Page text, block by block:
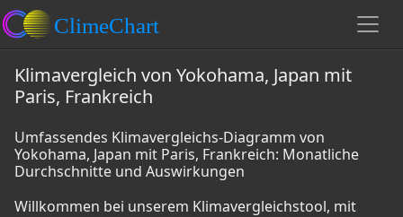
Klimavergleich von Yokohama, Japan mit
Paris, Frankreich
Umfassendes Klimavergleichs-Diagramm von
Yokohama, Japan mit Paris, Frankreich: Monatliche
Durchschnitte und Auswirkungen
Willkommen bei unserem Klimavergleichstool, mit